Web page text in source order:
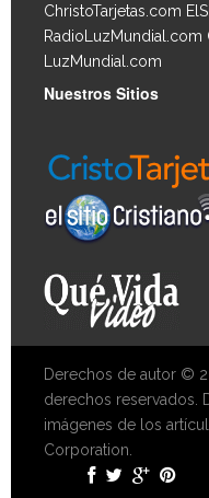
ChristoTarjetas.com
RadioLuzMundial.com
LuzMundial.com
Nuestros Sitios
Derechos de autor ©
derechos reservados.
imágenes de los
Corporation.